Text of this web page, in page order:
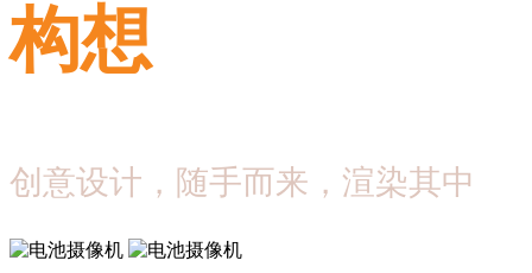
构想
创意设计，随手而来，渲染其中